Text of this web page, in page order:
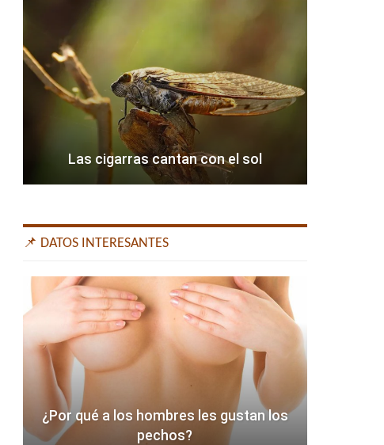
Las cigarras cantan con el sol
📌 DATOS INTERESANTES
¿Por qué a los hombres les gustan los
pechos?